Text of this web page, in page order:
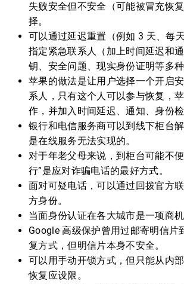
失败安全但不安全（可能被冒充恢
择。
可以通过延迟重置（例如 3 天、每
指定紧急联系人（加上时间延迟和
钥、安全问题、现实身份证明等多种
苹果的做法是让用户选择一个开启
系人，只有这个人可以参与恢复，
作，并加入时间延迟、通知、身份检
银行和电信服务商可以到线下柜台
是在线服务无法实现的。
对于年老父母来说，到柜台可能不
行”是应对诈骗电话的最好方式。
面对可疑电话，可以通过回拨官方
方身份。
当面身份认证在各大城市是一项商机
Google 高级保护曾用过邮寄明信片
复方式，但明信片本身不安全。
可以用手动开锁方式，但只能从内
恢复应设限。